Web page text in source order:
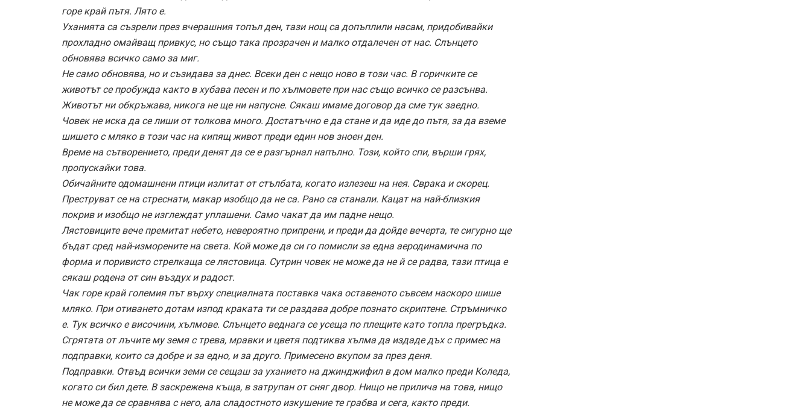
горе край пътя. Лято е.
Уханията са съзрели през вчерашния топъл ден, тази нощ са допъплили насам, придобивайки
прохладно омайващ привкус, но също така прозрачен и малко отдалечен от нас. Слънцето
обновява всичко само за миг.
Не само обновява, но и съзидава за днес. Всеки ден с нещо ново в този час. В горичките се
животът се пробужда както в хубава песен и по хълмовете при нас също всичко се разсънва.
Животът ни обкръжава, никога не ще ни напусне. Сякаш имаме договор да сме тук заедно.
Човек не иска да се лиши от толкова много. Достатъчно е да стане и да иде до пътя, за да вземе
шишето с мляко в този час на кипящ живот преди един нов зноен ден.
Време на сътворението, преди денят да се е разгърнал напълно. Този, който спи, върши грях,
пропускайки това.
Обичайните одомашнени птици излитат от стълбата, когато излезеш на нея. Сврака и скорец.
Преструват се на стреснати, макар изобщо да не са. Рано са станали. Кацат на най-близкия
покрив и изобщо не изглеждат уплашени. Само чакат да им падне нещо.
Лястовиците вече премитат небето, невероятно припрени, и преди да дойде вечерта, те сигурно ще
бъдат сред най-изморените на света. Кой може да си го помисли за една аеродинамична по
форма и поривисто стрелкаща се лястовица. Сутрин човек не може да не й се радва, тази птица е
сякаш родена от син въздух и радост.
Чак горе край големия път върху специалната поставка чака оставеното съвсем наскоро шише
мляко. При отиването дотам изпод краката ти се раздава добре познато скриптене. Стръмничко
е. Тук всичко е височини, хълмове. Слънцето веднага се усеща по плещите като топла прегръдка.
Сгрятата от лъчите му земя с трева, мравки и цветя подтиква хълма да издаде дъх с примес на
подправки, които са добре и за едно, и за друго. Примесено вкупом за през деня.
Подправки. Отвъд всички земи се сещаш за уханието на джинджифил в дом малко преди Коледа,
когато си бил дете. В заскрежена къща, в затрупан от сняг двор. Нищо не прилича на това, нищо
не може да се сравнява с него, ала сладостното изкушение те грабва и сега, както преди.